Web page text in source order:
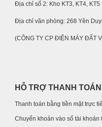
Địa chỉ số 2: Kho KT3, KT4,
Địa chỉ văn phòng: 268 Yên
(CÔNG TY CP ĐIỆN MÁY ĐẤT
HỖ TRỢ THANH TOÁN
Thanh toán bằng tiền mặt trực
Chuyển khoản vào số tài khoản